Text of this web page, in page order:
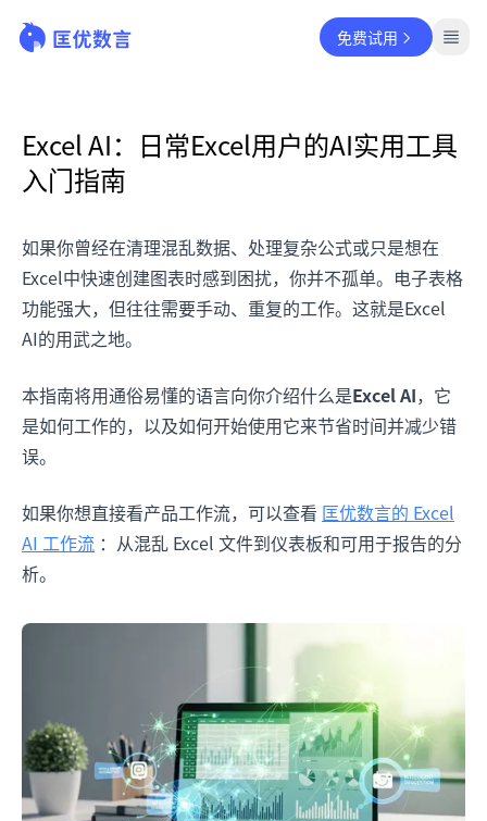
免费试用
Excel AI：日常Excel用户的AI实用工具
入门指南
如果你曾经在清理混乱数据、处理复杂公式或只是想在
Excel中快速创建图表时感到困扰，你并不孤单。电子表格
功能强大，但往往需要手动、重复的工作。这就是Excel
AI的用武之地。
本指南将用通俗易懂的语言向你介绍什么是Excel AI，它
是如何工作的，以及如何开始使用它来节省时间并减少错
误。
如果你想直接看产品工作流，可以查看 匡优数言的 Excel
AI 工作流 ：从混乱 Excel 文件到仪表板和可用于报告的分
析。